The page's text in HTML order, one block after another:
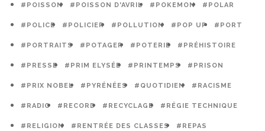
#POISSON #POISSON D'AVRIL #POKEMON #POLAR
#POLICE #POLICIER #POLLUTION #POP UP #PORT
#PORTRAITS #POTAGER #POTERIE #PRÉHISTOIRE
#PRESSE #PRIM ELYSÉE #PRINTEMPS #PRISON
#PRIX NOBEL #PYRÉNÉES #QUOTIDIEN #RACISME
#RADIO #RECORD #RECYCLAGE #RÉGIE TECHNIQUE
#RELIGION #RENTRÉE DES CLASSES #REPAS